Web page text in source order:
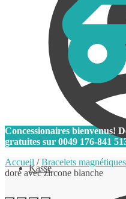
Kasse
Concessionaires bienvenus!
gratuites sur 0049 176-841
Accueil /Bracelets magnétiques
doré avec zircone blanche